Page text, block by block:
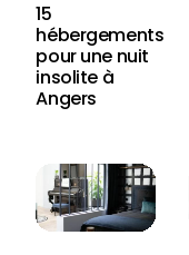
15
hébergements
pour une nuit
insolite à
Angers